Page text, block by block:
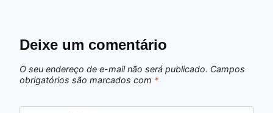
Deixe um comentário
O seu endereço de e-mail não será publicado. Campos
obrigatórios são marcados com *